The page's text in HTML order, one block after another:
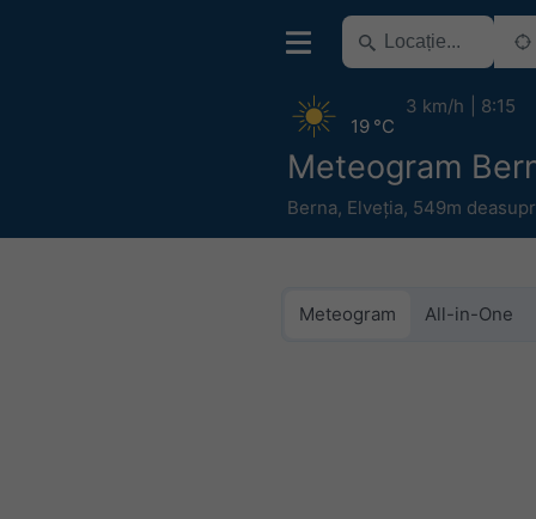
Meteogram
Berna, Elveția, 549m
19 °C
3 km/h 8:15
Meteogram All-in-One